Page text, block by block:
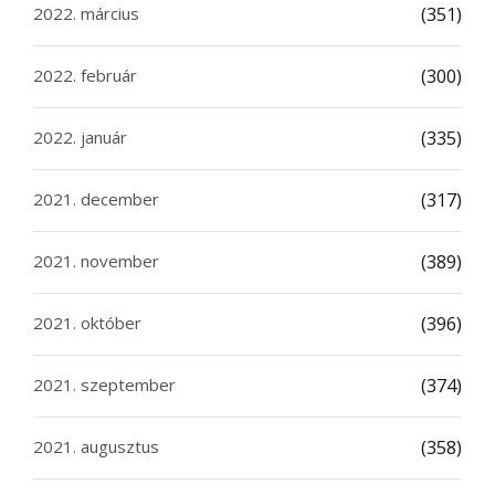
2022. március (351)
2022. február (300)
2022. január (335)
2021. december (317)
2021. november (389)
2021. október (396)
2021. szeptember (374)
2021. augusztus (358)